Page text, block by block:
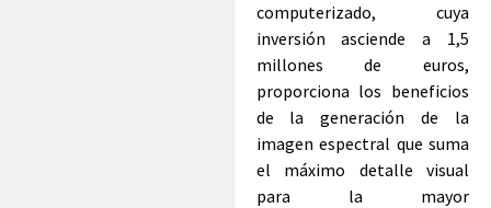
computerizado, cuya
inversión asciende a 1,5
millones de euros,
proporciona los beneficios
de la generación de la
imagen espectral que suma
el máximo detalle visual
para la mayor